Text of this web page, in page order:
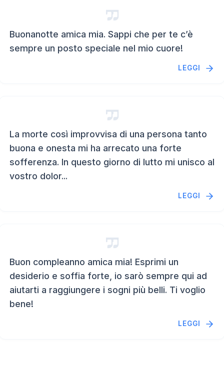
Buonanotte amica mia. Sappi che per te c’è
sempre un posto speciale nel mio cuore!
LEGGI
La morte così improvvisa di una persona tanto
buona e onesta mi ha arrecato una forte
sofferenza. In questo giorno di lutto mi unisco al
vostro dolor...
LEGGI
Buon compleanno amica mia! Esprimi un
desiderio e soffia forte, io sarò sempre qui ad
aiutarti a raggiungere i sogni più belli. Ti voglio
bene!
LEGGI